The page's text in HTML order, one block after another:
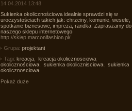
14.04.2014 13:48
Sukienka okolicznościowa idealnie sprawdzi się w
uroczystościach takich jak: chrzciny, komunie, wesele,
spotkanie biznesowe, impreza, randka. Zapraszamy do
naszego sklepu internetowego
http://sklep.marconifashion.pl/
Grupa: projektant
Tagi: kreacja kreacja okolicznosciowa
okolicznościowa
sukienka okolicznisciowa
sukienka
okolicznosciowa
Pokaż duże